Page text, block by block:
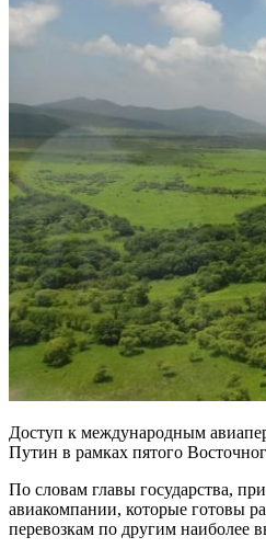
Доступ к международным
Путин в рамках пятого
По словам главы государства,
авиакомпании, которые готовы
перевозкам по другим наиболее